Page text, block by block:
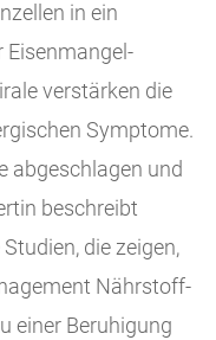
in ein
verstärken die
Symptome.
abgeschlagen und
beschreibt
die zeigen,
Nährstoff-
einer Beruhigung